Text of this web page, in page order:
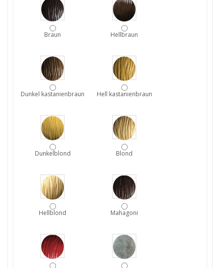
Braun Hellbraun
Dunkel kastanienbraun Hell kastanienbraun
Dunkelblond Blond
Hellblond Mahagoni